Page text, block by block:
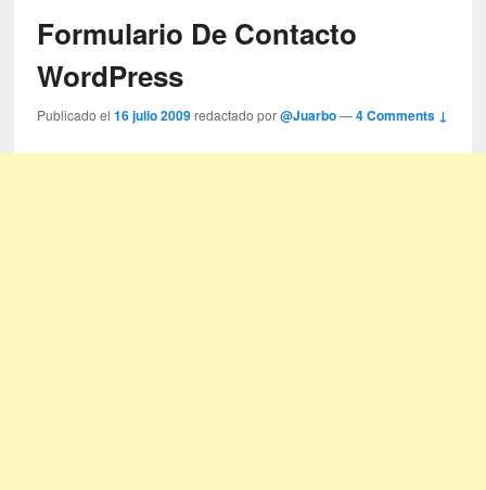
Formulario De Contacto
WordPress
Publicado el16 julio 2009 redactado por@Juarbo —4 Comments ↓